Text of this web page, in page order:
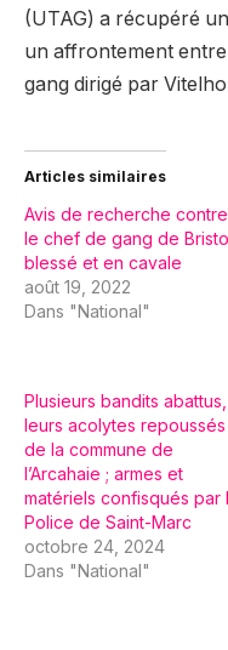
(UTAG) a récupéré
un affrontement
gang dirigé par
Articles similaires
Avis de recherche contre
le chef de gang de
blessé et en cavale
août 19, 2022
Dans "National"
Plusieurs bandits abattus,
leurs acolytes repoussés
de la commune de
l’Arcahaie ; armes et
matériels confisqués par
Police de Saint-Marc
octobre 24, 2024
Dans "National"